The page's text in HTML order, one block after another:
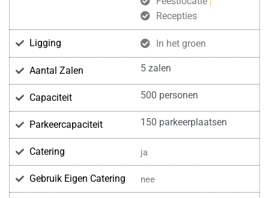
Recepties
Ligging In het groen
Aantal Zalen 5 zalen
Capaciteit 500 personen
Parkeercapaciteit 150 parkeerplaatsen
Catering ja
Gebruik Eigen Catering nee